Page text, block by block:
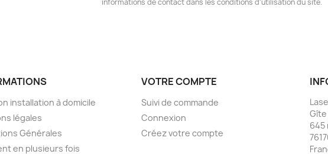
informations de contact dans les conditions d'utilisation du site.
installation à domicile
légales
Générales
en plusieurs fois
VOTRE COMPTE
Suivi de commande
Connexion
Créez votre compte
645